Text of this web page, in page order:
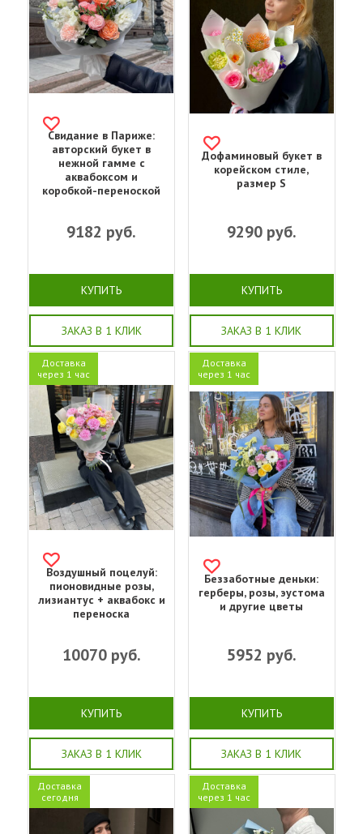
Свидание в Париже:
авторский букет в
нежной гамме с
аквабоксом и
коробкой-переноской
9182 руб.
КУПИТЬ
ЗАКАЗ В 1 КЛИК
Дофаминовый букет в
корейском стиле,
размер S
9290руб.
КУПИТЬ
ЗАКАЗ В 1 КЛИК
Доставка
через 1 час
Воздушный поцелуй:
пионовидные розы,
лизиантус + аквабокс и
переноска
10070руб.
КУПИТЬ
ЗАКАЗ В 1 КЛИК
Доставка
через 1 час
Беззаботные деньки:
герберы, розы, эустома
и другие цветы
5952 руб.
КУПИТЬ
ЗАКАЗ В 1 КЛИК
Доставка
сегодня
Доставка
через 1 час